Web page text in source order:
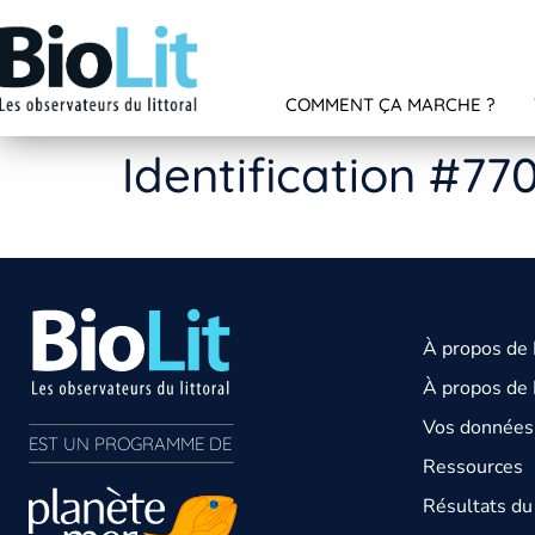
COMMENT ÇA MARCHE ?
Identification
EST UN PROGRAMME DE
À propos de
À propos de
Vos
Ressources
Résultats